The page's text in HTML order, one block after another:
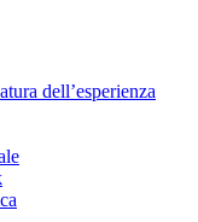
dell’esperienza